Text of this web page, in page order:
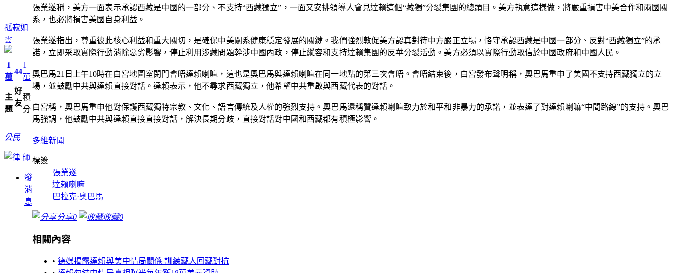
孤寂如
雲
1
萬
主
題
44
好
友
1
萬
積
分
公民
發
消
息
張業遂稱，美方一面表示承認西藏是中國的一部分、不支持“西藏獨立”，一面又安排領導人會見達賴這個“藏獨”分裂集團的總頭目。美方執意這樣做，將嚴重損害中美合作和兩國關
系，也必將損害美國自身利益。
張業遂指出，尊重彼此核心利益和重大關切，是確保中美關系健康穩定發展的關鍵。我們強烈敦促美方認真對待中方嚴正立場，恪守承認西藏是中國一部分、反對“西藏獨立”的承
諾，立即采取實際行動消除惡劣影響，停止利用涉藏問題幹涉中國內政，停止縱容和支持達賴集團的反華分裂活動。美方必須以實際行動取信於中國政府和中國人民。
奧巴馬21日上午10時在白宮地圖室閉門會晤達賴喇嘛，這也是奧巴馬與達賴喇嘛在同一地點的第三次會晤。會晤結束後，白宮發布聲明稱，奧巴馬重申了美國不支持西藏獨立的立
場，並鼓勵中共與達賴直接對話。達賴表示，他不尋求西藏獨立，他希望中共重啟與西藏代表的對話。
白宮稱，奧巴馬重申他對保護西藏獨特宗教、文化、語言傳統及人權的強烈支持。奧巴馬還稱贊達賴喇嘛致力於和平和非暴力的承諾，並表達了對達賴喇嘛“中間路線”的支持。奧巴
馬強調，他鼓勵中共與達賴直接直接對話，解決長期分歧，直接對話對中國和西藏都有積極影響。
多維新聞
標簽
張業遂
達賴喇嘛
巴拉克·奧巴馬
分享0 收藏0
相關內容
• 德媒揭露達賴與美中情局關係 訓練藏人回藏對抗